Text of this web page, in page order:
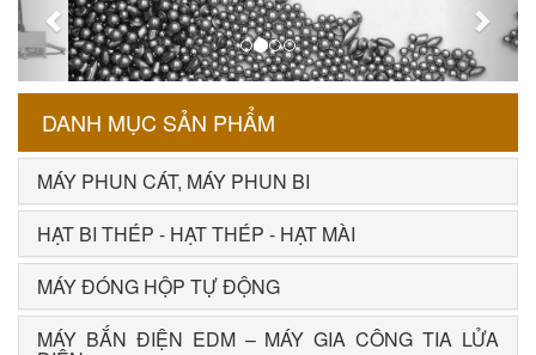
DANH MỤC SẢN PHẨM
MÁY PHUN CÁT, MÁY PHUN BI
HẠT BI THÉP - HẠT THÉP - HẠT MÀI
MÁY ĐÓNG HỘP TỰ ĐỘNG
MÁY BẮN ĐIỆN EDM – MÁY GIA CÔNG TIA LỬA